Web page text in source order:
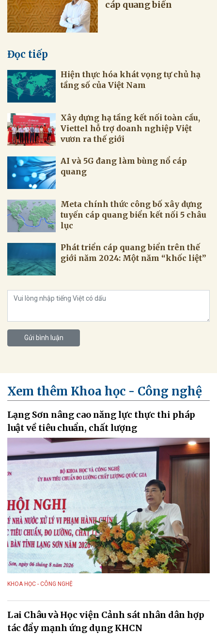
cáp quang biển
Đọc tiếp
Hiện thực hóa khát vọng tự chủ hạ
tầng số của Việt Nam
Xây dựng hạ tầng kết nối toàn cầu,
Viettel hỗ trợ doanh nghiệp Việt
vươn ra thế giới
AI và 5G đang làm bùng nổ cáp
quang
Meta chính thức công bố xây dựng
tuyến ​​cáp quang biển kết nối 5 châu
lục
Phát triển cáp quang biển trên thế
giới năm 2024: Một năm “khốc liệt”
Gửi bình luận
Xem thêm Khoa học - Công nghệ
Lạng Sơn nâng cao năng lực thực thi pháp
luật về tiêu chuẩn, chất lượng
KHOA HỌC - CÔNG NGHỆ
Lai Châu và Học viện Cảnh sát nhân dân hợp
tác đẩy mạnh ứng dụng KHCN